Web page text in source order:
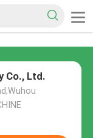
Co., Ltd.